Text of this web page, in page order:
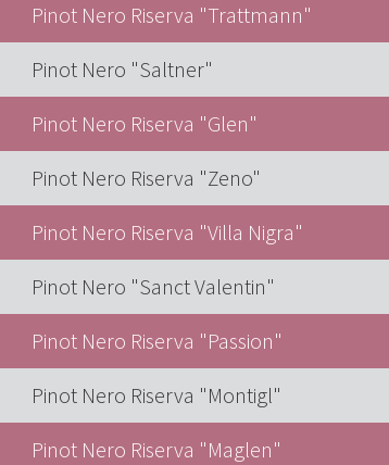
Pinot Nero Riserva "Trattmann"
Pinot Nero "Saltner"
Pinot Nero Riserva "Glen"
Pinot Nero Riserva "Zeno"
Pinot Nero Riserva "Villa Nigra"
Pinot Nero "Sanct Valentin"
Pinot Nero Riserva "Passion"
Pinot Nero Riserva "Montigl"
Pinot Nero Riserva "Maglen"